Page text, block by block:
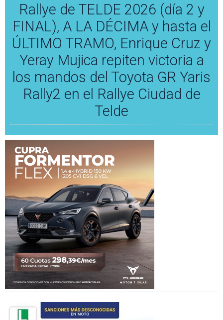
Rallye de TELDE 2026 (día 2 y
FINAL), A LA DÉCIMA y hasta el
ÚLTIMO TRAMO, Enrique Cruz y
Yeray Mujica repiten victoria a
los mandos del Toyota GR Yaris
Rally2 en el Rallye Ciudad de
Telde